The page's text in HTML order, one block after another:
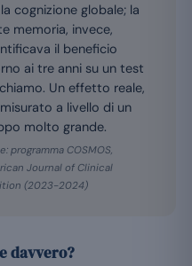
cognizione globale; la
memoria, invece,
il beneficio
ai tre anni su un test
Un effetto reale,
a livello di un
molto grande.
programma COSMOS,
Journal of Clinical
(2023-2024)
davvero?